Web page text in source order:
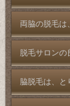
両脇の脱毛は
脱毛サロンの
脇脱毛は、と